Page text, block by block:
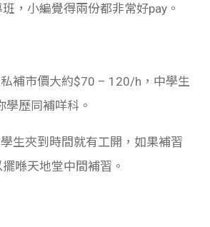
，小編覺得兩份都非常好pay。
補市價大約$70 – 120/h，中學生
歷同補咩科。
生夾到時間就有工開，如果補習
喺天地堂中間補習。